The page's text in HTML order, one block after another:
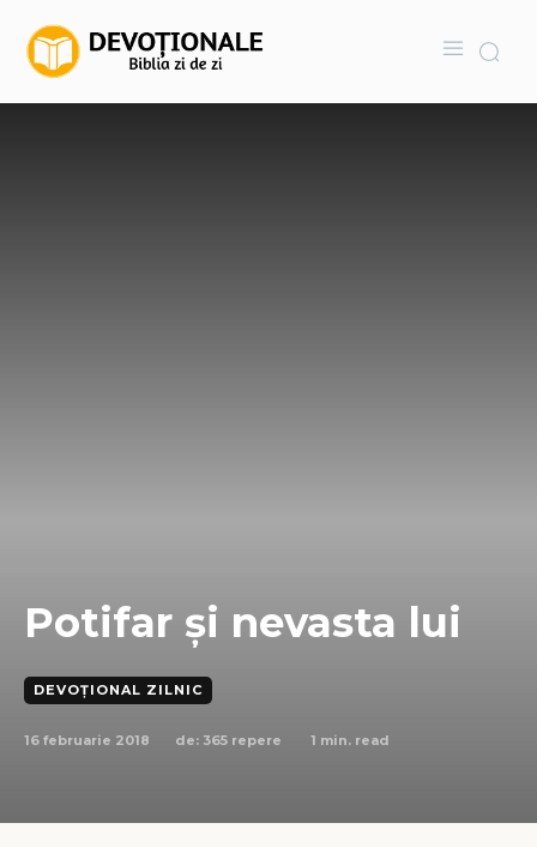
Potifar și nevasta lui
DEVOȚIONAL ZILNIC
16 februarie 2018 de: 365 repere 1 min. read